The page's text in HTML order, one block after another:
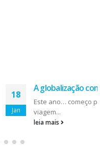
o…pelo Pai Natal!
ano. A promessa de